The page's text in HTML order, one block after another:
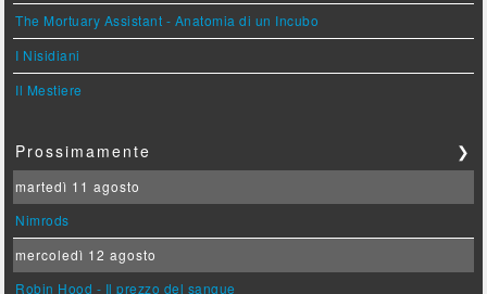
The Mortuary Assistant - Anatomia di un Incubo
I Nisidiani
Il Mestiere
Prossimamente ❯
martedì 11 agosto
Nimrods
mercoledì 12 agosto
Robin Hood - Il prezzo del sangue